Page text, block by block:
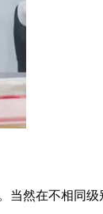
当然在不相同